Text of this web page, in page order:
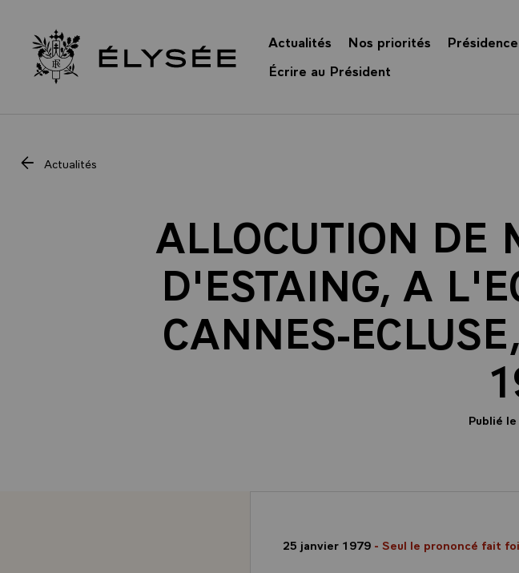
Retour à l’accueil Élysée
Actualités Nos priorités
Présidence
Écrire au Président
Actualités
ALLOCUTION DE
D'ESTAING, A
CANNES-
Publié
25 janvier 1979 - Seul le prononcé fait foi